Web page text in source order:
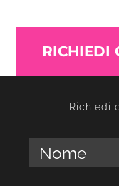
RICHIEDI
Richiedi